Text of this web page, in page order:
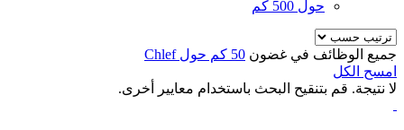
حول 500 كم
جميع الوظائف في غضون 50 كم حول Chlef
امسح الكل
لا نتيجة. قم بتنقيح البحث باستخدام معايير أخرى.